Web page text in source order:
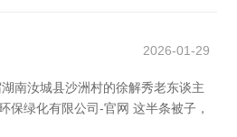
2026-01-29
南汝城县沙洲村的徐解秀老东谈主
保绿化有限公司-官网 这半条被子，